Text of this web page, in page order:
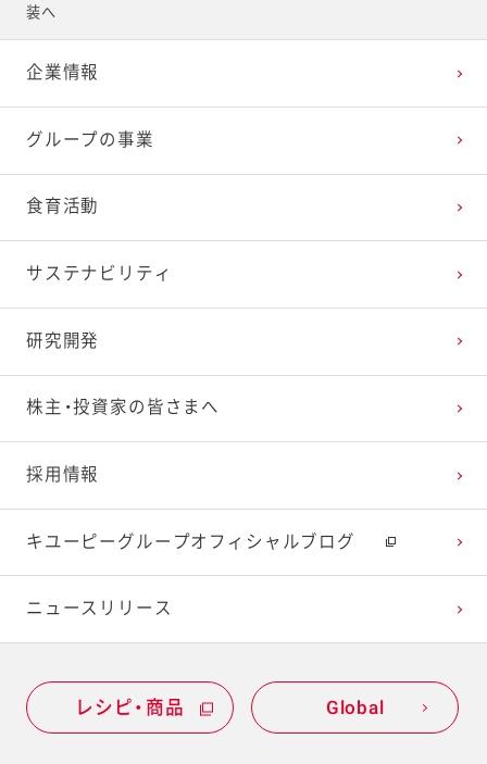
装へ
企業情報
グループの事業
食育活動
サステナビリティ
研究開発
株主・投資家の皆さまへ
採用情報
キユーピーグループオフィシャルブログ
ニュースリリース
レシピ・商品 Global